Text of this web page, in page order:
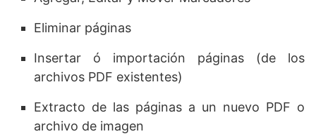
Eliminar páginas
Insertar ó importación páginas (de los
archivos PDF existentes)
Extracto de las páginas a un nuevo PDF o
archivo de imagen